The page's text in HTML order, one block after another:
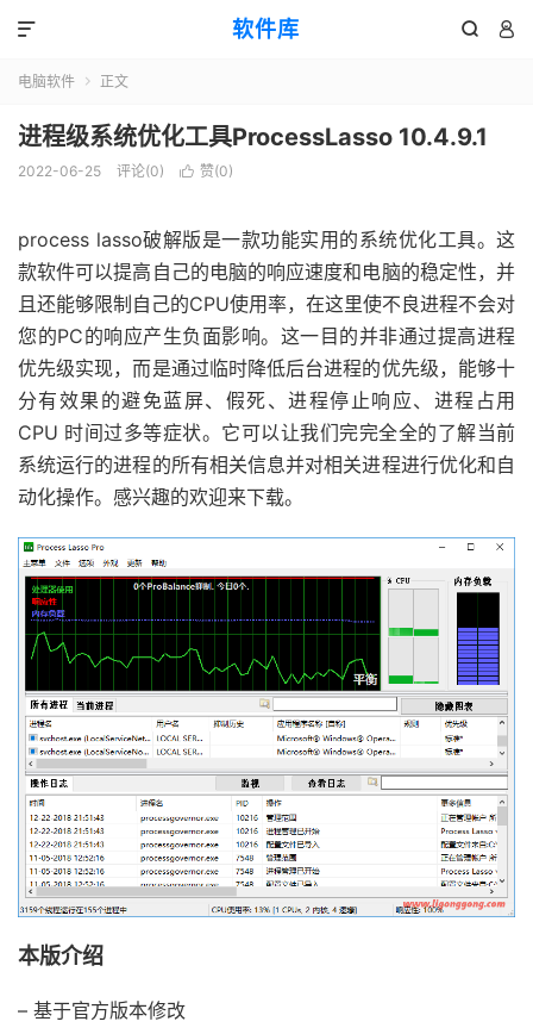
软件库  

电脑软件  正文
进程级系统优化工具ProcessLasso 10.4.9.1
2022-06-25 评论(0)  赞(0)
process lasso破解版是一款功能实用的系统优化工具。这
款软件可以提高自己的电脑的响应速度和电脑的稳定性，并
且还能够限制自己的CPU使用率，在这里使不良进程不会对
您的PC的响应产生负面影响。这一目的并非通过提高进程
优先级实现，而是通过临时降低后台进程的优先级，能够十
分有效果的避免蓝屏、假死、进程停止响应、进程占用
CPU 时间过多等症状。它可以让我们完完全全的了解当前
系统运行的进程的所有相关信息并对相关进程进行优化和自
动化操作。感兴趣的欢迎来下载。
本版介绍
– 基于官方版本修改